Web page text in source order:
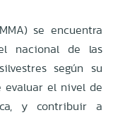
se encuentra
nacional de las
según su
evaluar el nivel de
y contribuir a